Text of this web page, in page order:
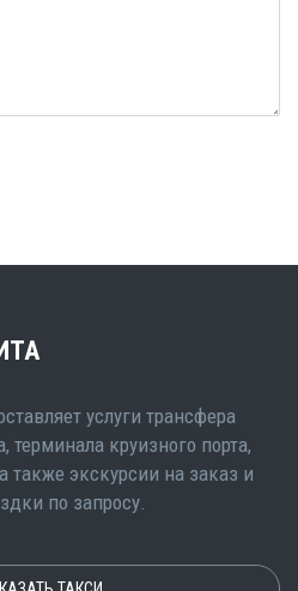
услуги трансфера
терминала круизного порта,
также экскурсии на заказ и
по запросу.